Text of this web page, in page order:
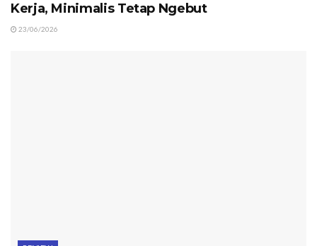
Kerja, Minimalis Tetap Ngebut
23/06/2026